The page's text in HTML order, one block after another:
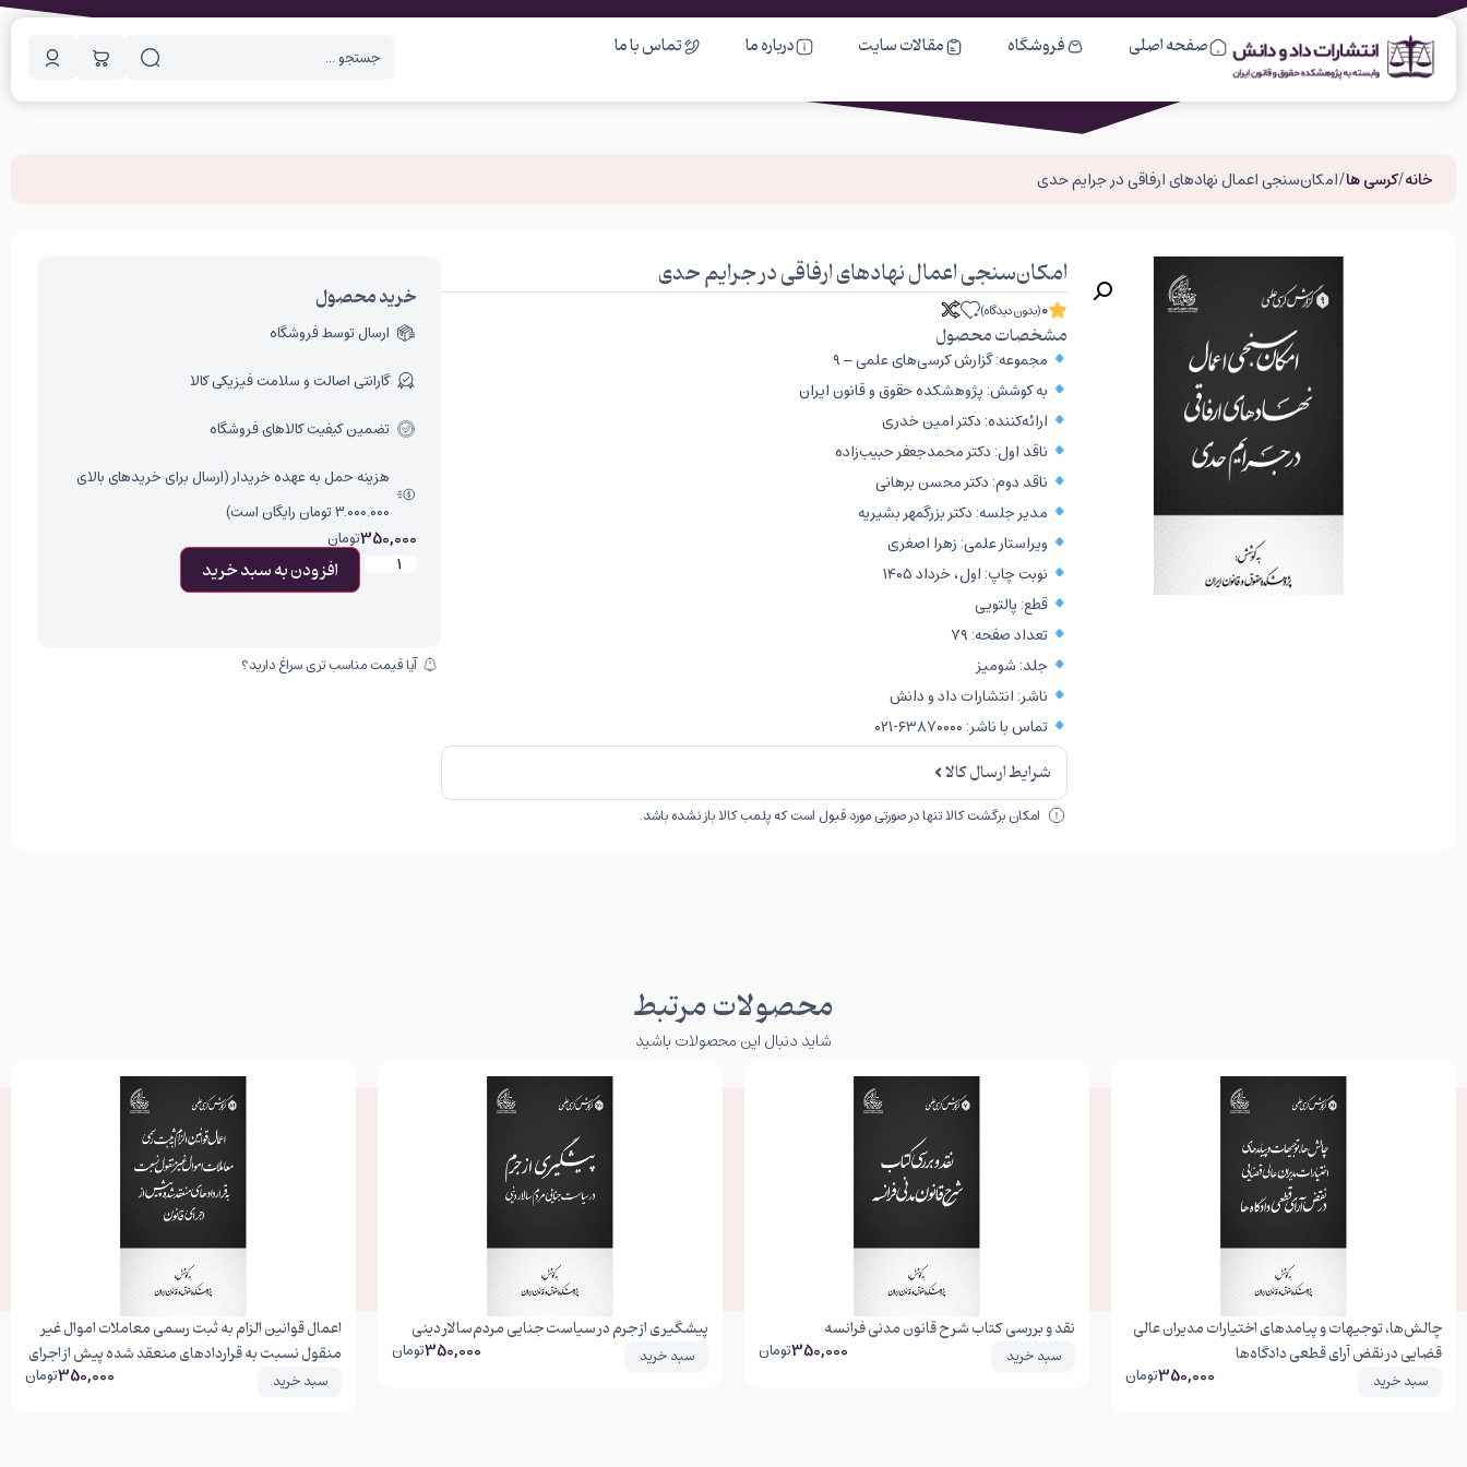
صفحه اصلی فروشگاه مقالات سایت درباره ما تماس با ما
خانه/کرسی ها/ امکان‌سنجی اعمال نهادهای ارفاقی در جرایم حدی
امکان‌سنجی اعمال نهادهای ارفاقی در جرایم حدی
0(بدون دیدگاه)
مشخصات محصول
مجموعه: گزارش کرسی‌های علمی – ۹
به کوشش: پژوهشکده حقوق و قانون ایران
ارائه‌کننده: دکتر امین خدری
ناقد اول: دکتر محمدجعفر حبیب‌زاده
ناقد دوم: دکتر محسن برهانی
مدیر جلسه: دکتر بزرگمهر بشیریه
ویراستار علمی: زهرا اصغری
نوبت چاپ: اول، خرداد ۱۴۰۵
قطع: پالتویی
تعداد صفحه: ۷۹
جلد: شومیز
ناشر: انتشارات داد و دانش
تماس با ناشر: ۶۳۸۷۰۰۰۰-۰۲۱
شرایط ارسال کالا
امکان برگشت کالا تنها در صورتی مورد قبول است که پلمب کالا باز نشده باشد.
خرید محصول
ارسال توسط فروشگاه
گارانتی اصالت و سلامت فیزیکی کالا
تضمین کیفیت کالاهای فروشگاه
هزینه حمل به عهده خریدار (ارسال برای خریدهای بالای
۳.۰۰۰.۰۰۰ تومان رایگان است)
350,000تومان
افزودن به سبد خرید
آیا قیمت مناسب تری سراغ دارید؟
محصولات مرتبط
شاید دنبال این محصولات باشید
چالش‌ها، توجیهات و پیامدهای اختیارات مدیران عالی
قضایی در نقض آرای قطعی دادگاه‌ها
سبد خرید 350,000تومان
نقد و بررسی کتاب شرح قانون مدنی فرانسه
سبد خرید 350,000تومان
پیشگیری از جرم در سیاست جنایی مردم‌سالار دینی
سبد خرید 350,000تومان
اعمال قوانین الزام به ثبت رسمی معاملات اموال غیر
منقول نسبت به قراردادهای منعقد شده پیش از اجرای
قانون
سبد خرید 350,000تومان